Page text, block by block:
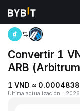
Inicio VND to ARB
Convertir 1
ARB
1 VND ≈
Última actualización ：